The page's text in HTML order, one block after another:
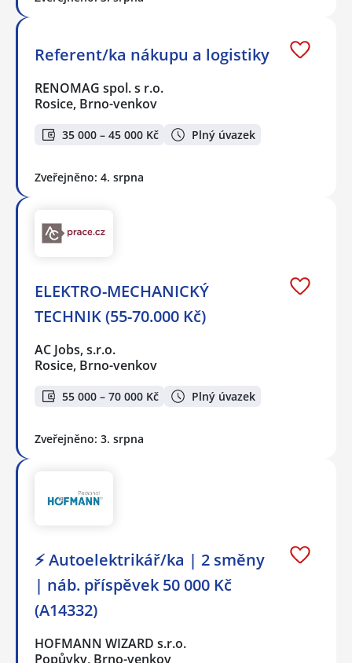
Referent/ka nákupu a logistiky
RENOMAG spol. s r.o.
Rosice, Brno-venkov
35 000 – 45 000 Kč Plný úvazek
Zveřejněno: 4. srpna
ELEKTRO-MECHANICKÝ
TECHNIK (55-70.000 Kč)
AC Jobs, s.r.o.
Rosice, Brno-venkov
55 000 – 70 000 Kč Plný úvazek
Zveřejněno: 3. srpna
⚡ Autoelektrikář/ka | 2 směny
| náb. příspěvek 50 000 Kč
(A14332)
HOFMANN WIZARD s.r.o.
Popůvky, Brno-venkov